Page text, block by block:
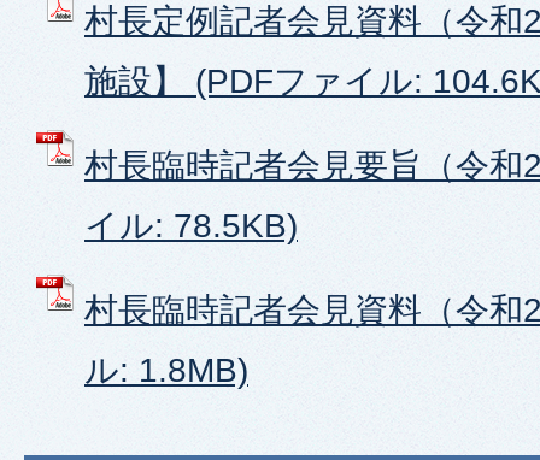
村長定例記者会見資料（令和
施設】 (PDFファイル:
村長臨時記者会見要旨（令和
イル: 78.5KB)
村長臨時記者会見資料（令和
ル: 1.8MB)